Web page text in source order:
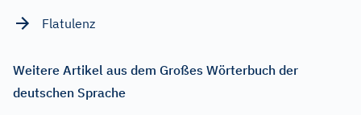
Flatulenz
Weitere Artikel aus dem Großes Wörterbuch der
deutschen Sprache